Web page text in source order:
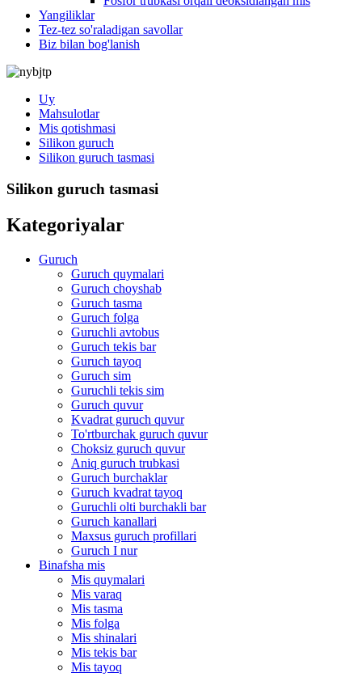
Yangiliklar
Tez-tez so'raladigan savollar
Biz bilan bog'lanish
Uy
Mahsulotlar
Mis qotishmasi
Silikon guruch
Silikon guruch tasmasi
Silikon guruch tasmasi
Kategoriyalar
Guruch
Guruch quymalari
Guruch choyshab
Guruch tasma
Guruch folga
Guruchli avtobus
Guruch tekis bar
Guruch tayoq
Guruch sim
Guruchli tekis sim
Guruch quvur
Kvadrat guruch quvur
To'rtburchak guruch quvur
Choksiz guruch quvur
Aniq guruch trubkasi
Guruch burchaklar
Guruch kvadrat tayoq
Guruchli olti burchakli bar
Guruch kanallari
Maxsus guruch profillari
Guruch I nur
Binafsha mis
Mis quymalari
Mis varaq
Mis tasma
Mis folga
Mis shinalari
Mis tekis bar
Mis tayoq